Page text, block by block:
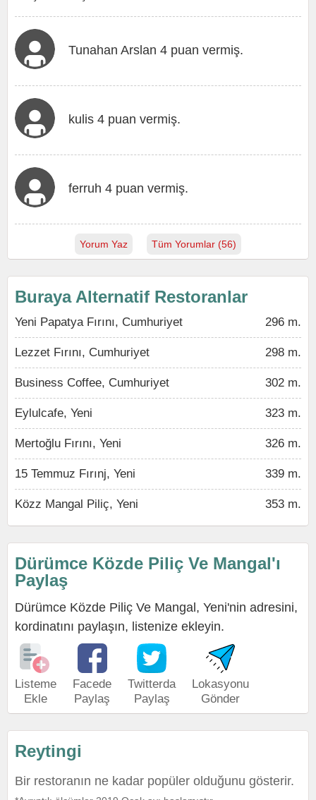
Tunahan Arslan 4 puan vermiş.
kulis 4 puan vermiş.
ferruh 4 puan vermiş.
Yorum Yaz Tüm Yorumlar (56)
Buraya Alternatif Restoranlar
Yeni Papatya Fırını, Cumhuriyet 296 m.
Lezzet Fırını, Cumhuriyet 298 m.
Business Coffee, Cumhuriyet 302 m.
Eylulcafe, Yeni 323 m.
Mertoğlu Fırını, Yeni 326 m.
15 Temmuz Fırınj, Yeni 339 m.
Közz Mangal Piliç, Yeni 353 m.
Dürümce Közde Piliç Ve Mangal'ı
Paylaş
Dürümce Közde Piliç Ve Mangal, Yeni'nin adresini,
kordinatını paylaşın, listenize ekleyin.
Listeme
Ekle
Facede
Paylaş
Twitterda
Paylaş
Lokasyonu
Gönder
Reytingi
Bir restoranın ne kadar popüler olduğunu gösterir.